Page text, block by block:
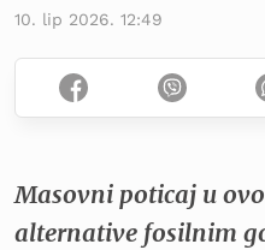
10. lip 2026. 12:49
Masovni poticaj u
alternative fosilnim